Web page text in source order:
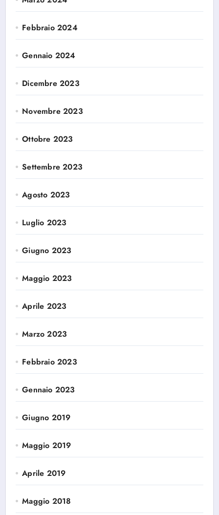
Febbraio 2024
Gennaio 2024
Dicembre 2023
Novembre 2023
Ottobre 2023
Settembre 2023
Agosto 2023
Luglio 2023
Giugno 2023
Maggio 2023
Aprile 2023
Marzo 2023
Febbraio 2023
Gennaio 2023
Giugno 2019
Maggio 2019
Aprile 2019
Maggio 2018